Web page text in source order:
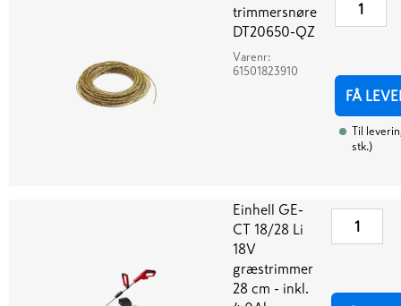
trimmersnøre
DT20650-QZ
Varenr:
61501823910
FÅ
Til
stk.)
Einhell GE-
CT 18/28 Li
18V
græstrimmer
28 cm - inkl.